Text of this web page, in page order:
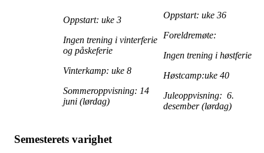
Oppstart: uke 3
Ingen trening i vinterferie
og påskeferie
Vinterkamp: uke 8
Sommeroppvisning: 14
juni (lørdag)
Oppstart: uke 36
Foreldremøte:
Ingen trening i høstferie
Høstcamp:uke 40
Juleoppvisning: 6.
desember (lørdag)
Semesterets varighet